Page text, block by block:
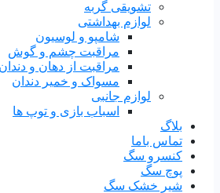
تشویقی گربه
لوازم بهداشتی
شامپو و لوسیون
مراقبت چشم و گوش
مراقبت از دهان و دندان
مسواک و خمیر دندان
لوازم جانبی
اسباب بازی و توپ ها
بلاگ
تماس باما
کنسرو سگ
پوچ سگ
شیر خشک سگ